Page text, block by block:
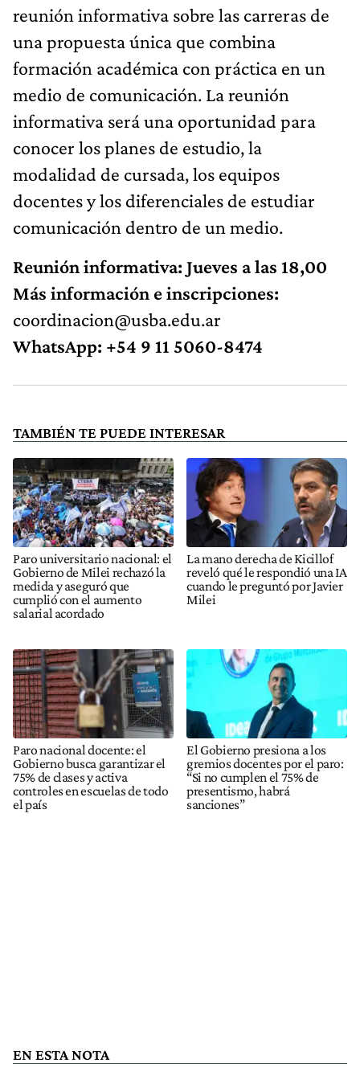
reunión informativa sobre las carreras de
una propuesta única que combina
formación académica con práctica en un
medio de comunicación. La reunión
informativa será una oportunidad para
conocer los planes de estudio, la
modalidad de cursada, los equipos
docentes y los diferenciales de estudiar
comunicación dentro de un medio.
Reunión informativa: Jueves a las 18,00
Más información e inscripciones:
coordinacion@usba.edu.ar
WhatsApp: +54 9 11 5060-8474
TAMBIÉN TE PUEDE INTERESAR
Paro universitario nacional: el
Gobierno de Milei rechazó la
medida y aseguró que
cumplió con el aumento
salarial acordado
La mano derecha de Kicillof
reveló qué le respondió una IA
cuando le preguntó por Javier
Milei
Paro nacional docente: el
Gobierno busca garantizar el
75% de clases y activa
controles en escuelas de todo
el país
El Gobierno presiona a los
gremios docentes por el paro:
“Si no cumplen el 75% de
presentismo, habrá
sanciones”
EN ESTA NOTA